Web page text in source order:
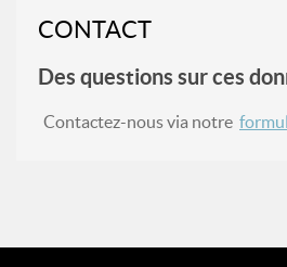
CONTACT
Des questions sur ces
Contactez-nous via notre